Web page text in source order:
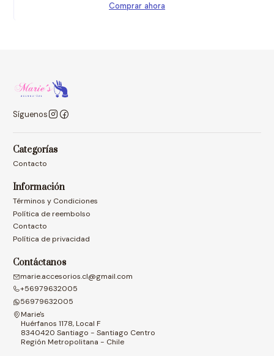
Comprar ahora
Síguenos
Categorías
Contacto
Información
Términos y Condiciones
Política de reembolso
Contacto
Política de privacidad
Contáctanos
marie.accesorios.cl@gmail.com
+56979632005
56979632005
Marie's
Huérfanos 1178, Local F
8340420 Santiago - Santiago Centro
Región Metropolitana - Chile